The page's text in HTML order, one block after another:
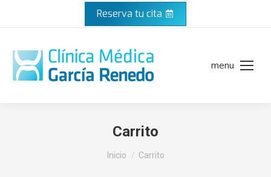
Reserva tu cita
menu
Carrito
Estás aquí:
Inicio Carrito